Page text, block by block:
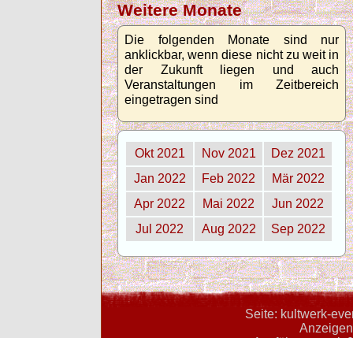
Weitere Monate
Die folgenden Monate sind nur
anklickbar, wenn diese nicht zu weit in
der Zukunft liegen und auch
Veranstaltungen im Zeitbereich
eingetragen sind
Okt 2021 Nov 2021
Dez 2021
Jan 2022
Feb 2022
Mär 2022
Apr 2022
Mai 2022
Jun 2022
Jul 2022
Aug 2022 Sep 2022
Seite: kultwerk-